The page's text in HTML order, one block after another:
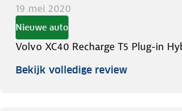
19 mei 2020
Nieuwe auto
Volvo XC40 Recharge T5 Plug-in
Bekijk volledige review